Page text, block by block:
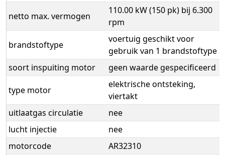
netto max. vermogen
110.00 kW (150 pk) bij 6.300
rpm
brandstoftype
voertuig geschikt voor
gebruik van 1 brandstoftype
soort inspuiting motor
geen waarde gespecificeerd
type motor
elektrische ontsteking,
viertakt
uitlaatgas circulatie
nee
lucht injectie
nee
motorcode
AR32310